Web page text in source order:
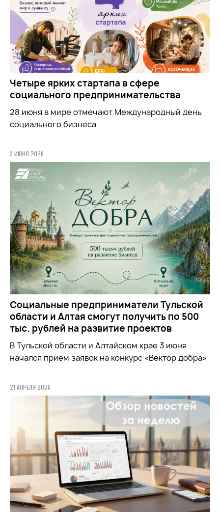
Четыре ярких стартапа в сфере
социального предпринимательства
28 июня в мире отмечают Международный день
социального бизнеса
3 ИЮНЯ 2026
Социальные предприниматели Тульской
области и Алтая смогут получить по 500
тыс. рублей на развитие проектов
В Тульской области и Алтайском крае 3 июня
начался приём заявок на конкурс «Вектор добра»
21 АПРЕЛЯ 2026